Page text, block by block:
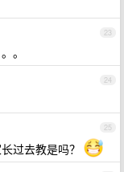
23
。
24
25
过去教是吗？